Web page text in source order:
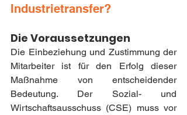
Industrietransfer?
Die Voraussetzungen
Die Einbeziehung und Zustimmung der
Mitarbeiter ist für den Erfolg dieser
Maßnahme von entscheidender
Bedeutung. Der Sozial- und
Wirtschaftsausschuss (CSE) muss vor